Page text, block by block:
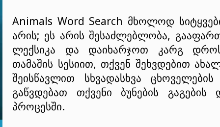
Animals Word Search მხოლოდ
არის; ეს არის შესაძლებლობა,
ლექსიკა და დაიხარჯოთ კარგ
თამაშის სესიით, თქვენ შეხვდებით
შეისწავლით სხვადასხვა
გაწვდებათ თქვენი ბუნების გაგების
პროცესში.